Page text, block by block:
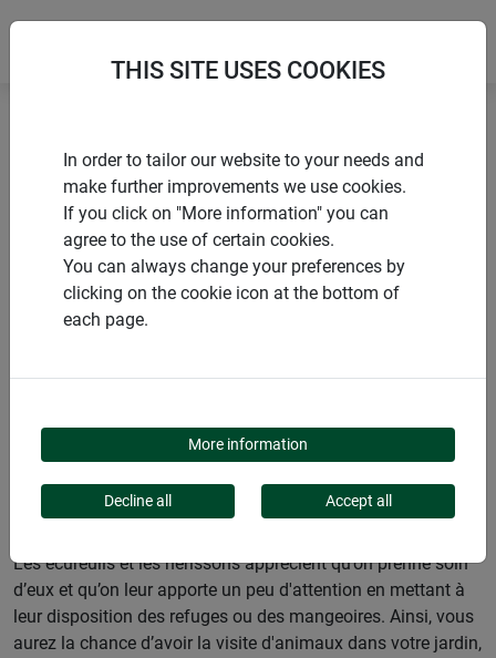
Accueil
Produits de Windhager Home & Garden
Jardins
Oiseaux & auxiliaires
Mammifères et rongeurs
CATÉGORIE DE PRODUITS
RONGEURS
Les écureuils et les hérissons apprécient qu’on prenne soin
d’eux et qu’on leur apporte un peu d'attention en mettant à
leur disposition des refuges ou des mangeoires. Ainsi, vous
aurez la chance d’avoir la visite d'animaux dans votre jardin,
THIS SITE USES COOKIES
In order to tailor our website to your needs and
make further improvements we use cookies.
If you click on "More information" you can
agree to the use of certain cookies.
You can always change your preferences by
clicking on the cookie icon at the bottom of
each page.
More information
Decline all Accept all